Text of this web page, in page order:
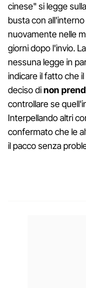
cinese" si legge
busta con
nuovamente nelle
giorni dopo l'invio.
nessuna legge in
indicare il fatto che
deciso dinon
controllare se
Interpellando altri
confermato che le
il pacco senza